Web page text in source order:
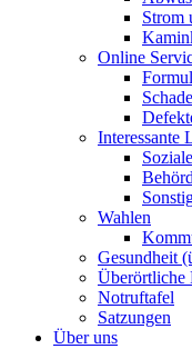
Strom
Online
Interessante
Wahlen
Gesundheit
Überörtliche
Notruftafel
Satzungen
Über uns